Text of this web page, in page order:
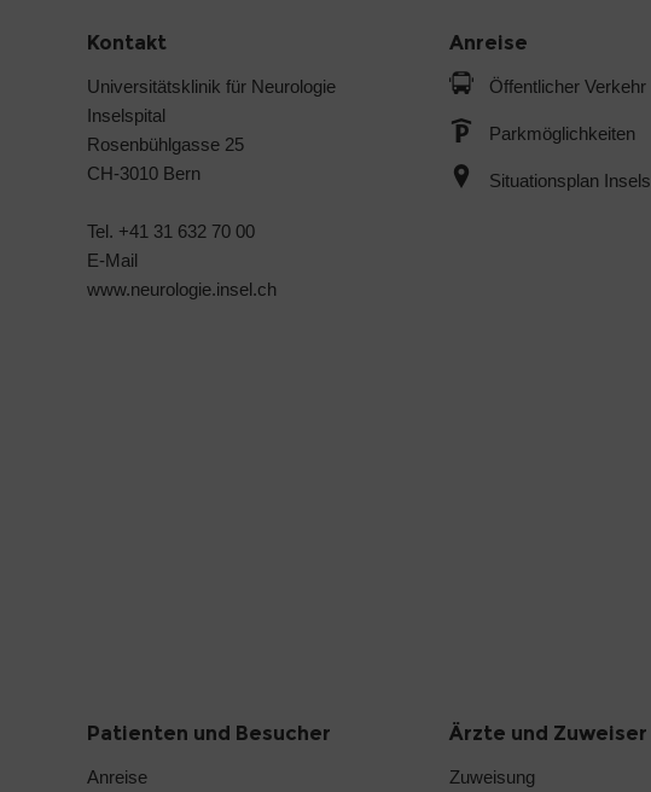
Kontakt
Universitätsklinik für Neurologie
Inselspital
Rosenbühlgasse 25
CH-3010 Bern
Tel. +41 31 632 70 00
E-Mail
www.neurologie.insel.ch
Anreise
Öffentlicher Verkehr
Parkmöglichkeiten
Situationsplan
Patienten und Besucher
Anreise
Ärzte und Zuweiser
Zuweisung